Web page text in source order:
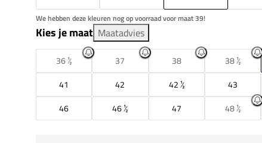
We hebben deze kleuren nog op voorraad voor maat 39!
Kies je maat Maatadvies
36 ½ 37 38 38 ½
41
42 42 ½ 43
46
46 ½ 47 48 ½